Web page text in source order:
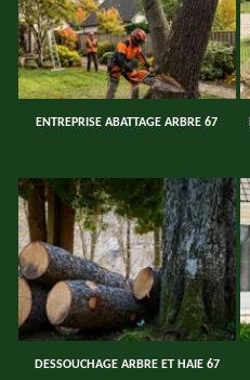
ENTREPRISE ABATTAGE ARBRE 67
DESSOUCHAGE ARBRE ET HAIE 67